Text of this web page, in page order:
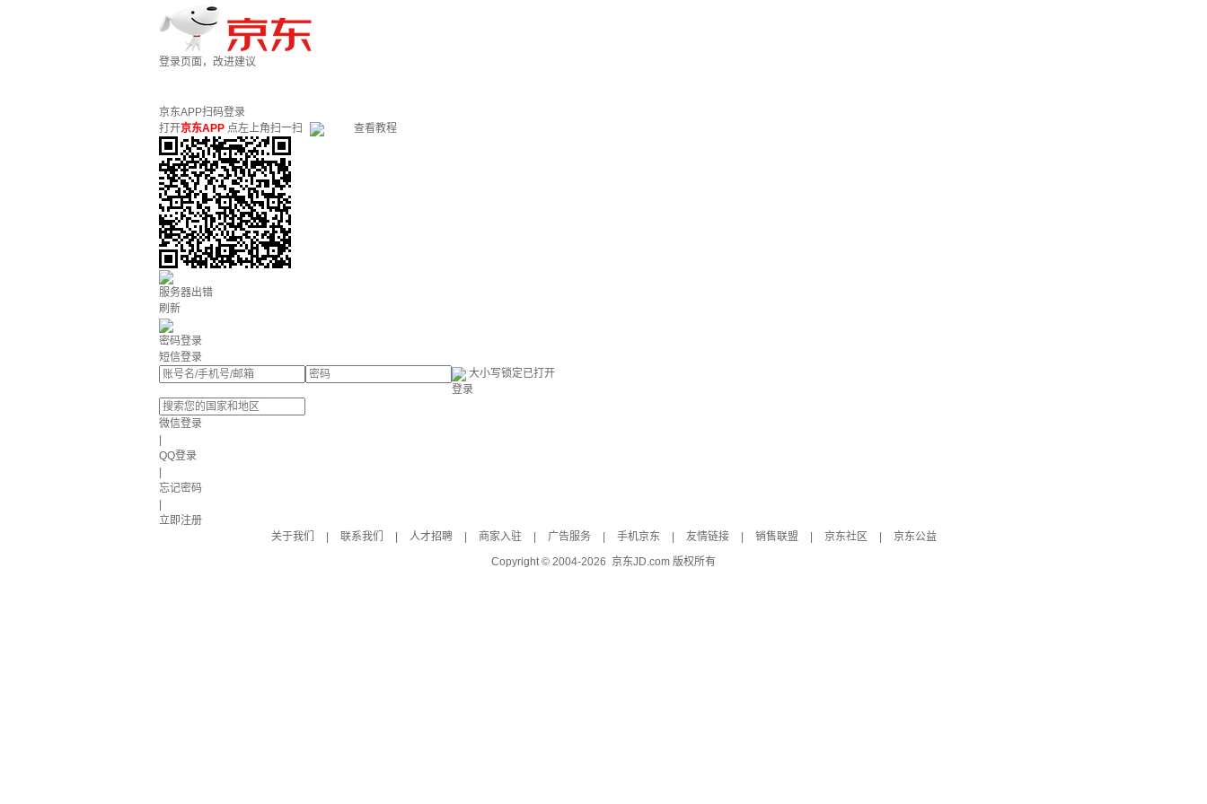
登录页面，改进建议
京东APP扫码登录
打开京东APP 点左上角扫一扫 查看教程
服务器出错
刷新
密码登录
短信登录
大小写锁定已打开
登录
微信登录
QQ登录
忘记密码
立即注册
关于我们
联系我们 人才招聘 商家入驻 广告服务 手机京东 友情链接 销售联盟 京东社区
京东公益
Copyright © 2004-2026 京东JD.com 版权所有